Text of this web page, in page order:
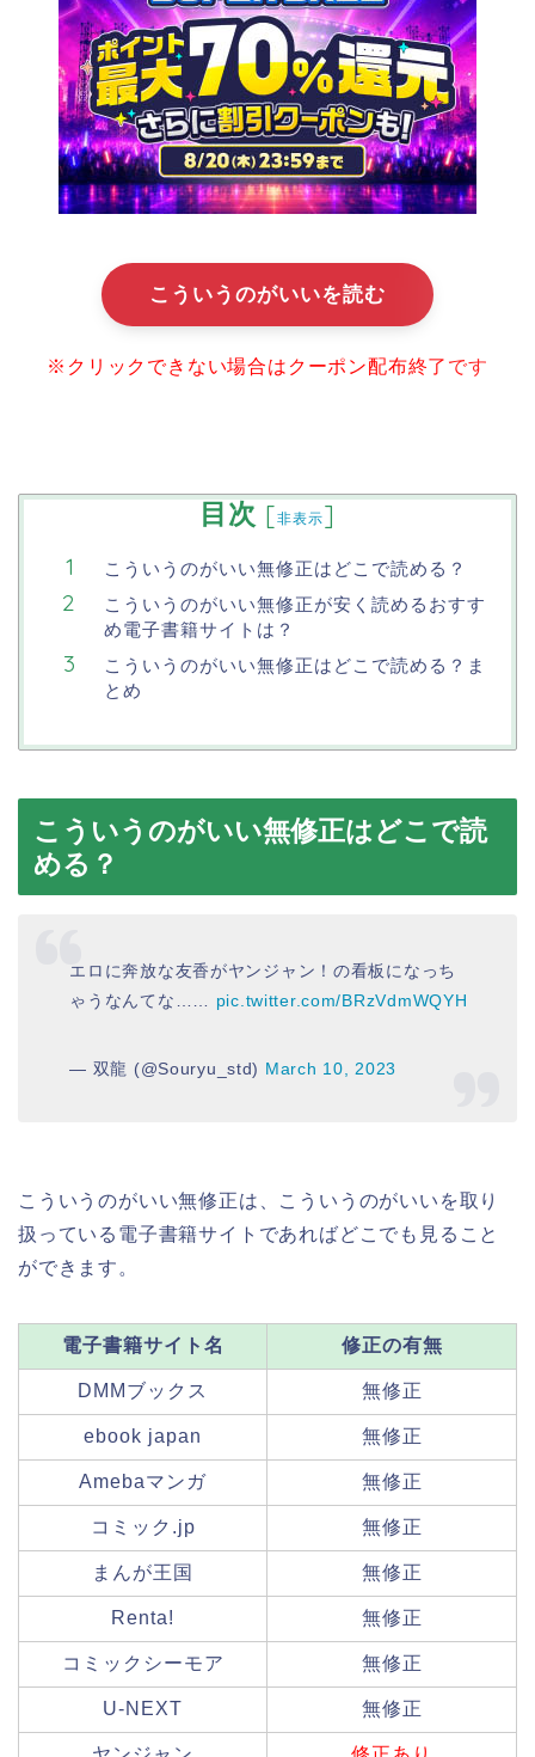
こういうのがいいを読む
※クリックできない場合はクーポン配布終了です
目次 [非表示]
こういうのがいい無修正はどこで読める？
こういうのがいい無修正が安く読めるおすす
め電子書籍サイトは？
こういうのがいい無修正はどこで読める？ま
とめ
こういうのがいい無修正はどこで読
める？
エロに奔放な友香がヤンジャン！の看板になっち
ゃうなんてな…… pic.twitter.com/BRzVdmWQYH
— 双龍 (@Souryu_std) March 10, 2023
こういうのがいい無修正は、こういうのがいいを取り
扱っている電子書籍サイトであればどこでも見ること
ができます。
電子書籍サイト名 修正の有無
DMMブックス 無修正
ebook japan 無修正
Amebaマンガ 無修正
コミック.jp 無修正
まんが王国 無修正
Renta! 無修正
コミックシーモア 無修正
U-NEXT 無修正